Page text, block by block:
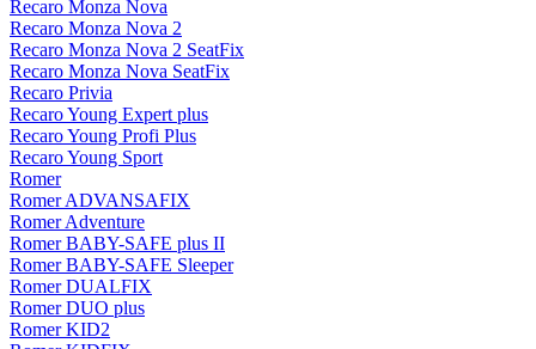
Recaro Monza Nova
Recaro Monza Nova 2
Recaro Monza Nova 2 SeatFix
Recaro Monza Nova SeatFix
Recaro Privia
Recaro Young Expert plus
Recaro Young Profi Plus
Recaro Young Sport
Romer
Romer ADVANSAFIX
Romer Adventure
Romer BABY-SAFE plus II
Romer BABY-SAFE Sleeper
Romer DUALFIX
Romer DUO plus
Romer KID2